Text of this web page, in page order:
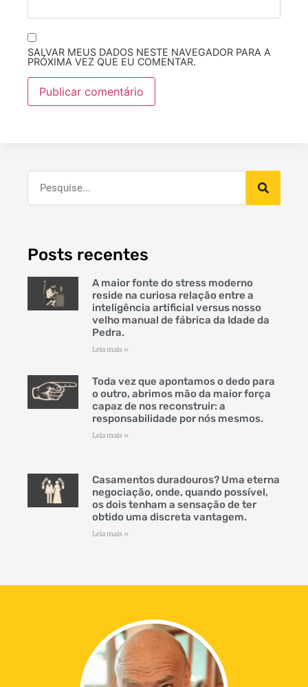
SALVAR MEUS DADOS NESTE NAVEGADOR PARA A
PRÓXIMA VEZ QUE EU COMENTAR.
Posts recentes
A maior fonte do stress moderno
reside na curiosa relação entre a
inteligência artificial versus nosso
velho manual de fábrica da Idade da
Pedra.
Leia mais »
Toda vez que apontamos o dedo para
o outro, abrimos mão da maior força
capaz de nos reconstruir: a
responsabilidade por nós mesmos.
Leia mais »
Casamentos duradouros? Uma eterna
negociação, onde, quando possível,
os dois tenham a sensação de ter
obtido uma discreta vantagem.
Leia mais »